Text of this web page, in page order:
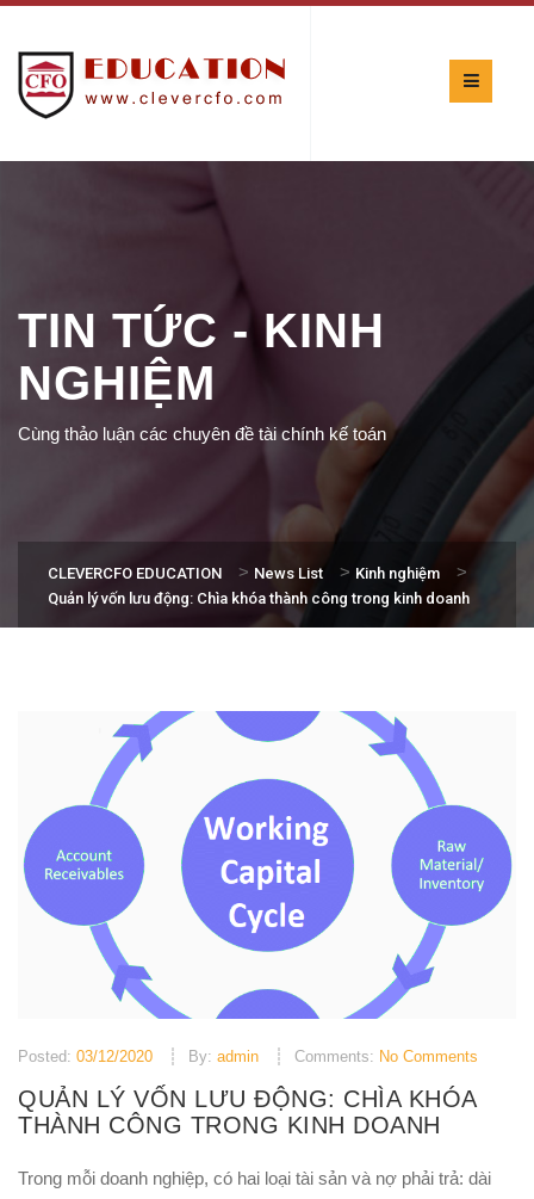
TIN TỨC - KINH
NGHIỆM
Cùng thảo luận các chuyên đề tài chính kế toán
CLEVERCFO EDUCATION > News List > Kinh nghiệm >
Quản lý vốn lưu động: Chìa khóa thành công trong kinh doanh
Posted: 03/12/2020 By: admin Comments: No Comments
QUẢN LÝ VỐN LƯU ĐỘNG: CHÌA KHÓA
THÀNH CÔNG TRONG KINH DOANH
Trong mỗi doanh nghiệp, có hai loại tài sản và nợ phải trả: dài